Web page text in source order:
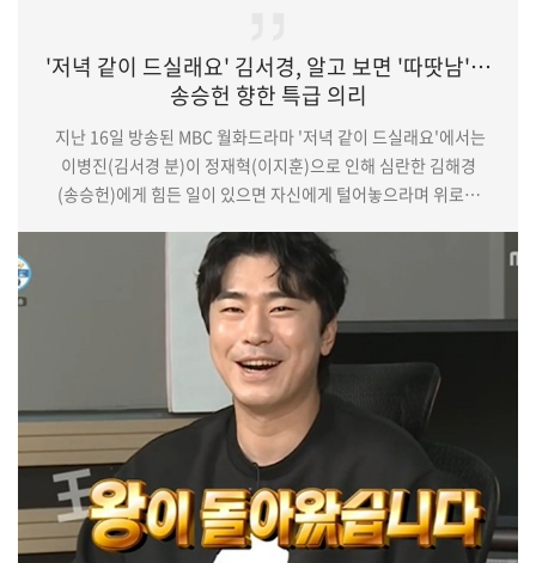
'저녁 같이 드실래요' 김서경, 알고 보면 '따땃남'…
송승헌 향한 특급 의리
지난 16일 방송된 MBC 월화드라마 '저녁 같이 드실래요'에서는
이병진(김서경 분)이 정재혁(이지훈)으로 인해 심란한 김해경
(송승헌)에게 힘든 일이 있으면 자신에게 털어놓으라며 위로를
따뜻한 면모까지 탁월하게 담아내며 반전 매력을 발산, 개성
넘치는 캐릭터를 완성한 김서경. 이렇듯 남다른 존재감으로 극의
몰입도를 높이고 있는 김서경이기에 계속될 그의 활약에 이목이
쏠리고 있다.'저녁 같이 드실래요'는 매주 월, 화요일 오후 9시
30분에 방송된다.기사 원문 및…